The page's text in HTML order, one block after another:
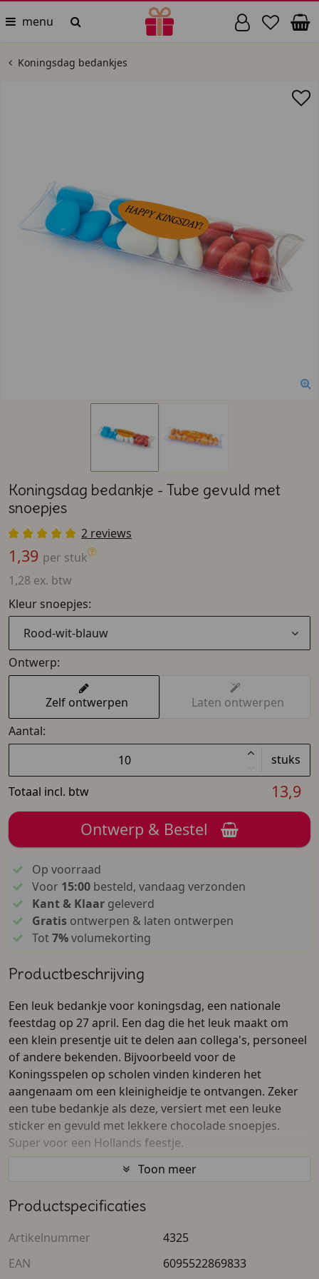
menu
Koningsdag bedankjes
Koningsdag bedankje - Tube gevuld met
snoepjes
2 reviews
1,39 per stuk
1,28 ex. btw
Kleur snoepjes:
Rood-wit-blauw
Ontwerp:
Zelf ontwerpen
Laten ontwerpen
Aantal:
stuks
Totaal incl. btw
13,9
Ontwerp & Bestel
Op voorraad
Voor 15:00besteld, vandaag verzonden
Kant & Klaargeleverd
Gratisontwerpen & laten ontwerpen
Tot7%volumekorting
Productbeschrijving
Een leuk bedankje voor koningsdag, een nationale
feestdag op 27 april. Een dag die het leuk maakt om
een klein presentje uit te delen aan collega's, personeel
of andere bekenden. Bijvoorbeeld voor de
Koningsspelen op scholen vinden kinderen het
aangenaam om een kleinigheidje te ontvangen. Zeker
een tube bedankje als deze, versiert met een leuke
sticker en gevuld met lekkere chocolade snoepjes.
Super voor een Hollands feestje.
De chocolade hartjes zijn beschikbaar in het oranje,
onze koning natuurlijk.
De tube is gevuld met ongeveer 25 snoepjes
Toon meer
Productspecificaties
Artikelnummer
4325
EAN
6095522869833